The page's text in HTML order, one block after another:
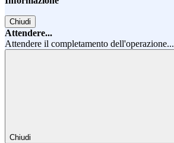
Chiudi
Attendere...
Attendere il completamento dell'operazione...
Chiudi